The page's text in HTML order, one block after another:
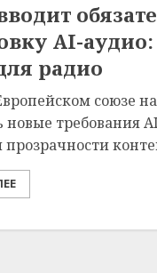
AI-аудио:
радио
союзе
новые требования